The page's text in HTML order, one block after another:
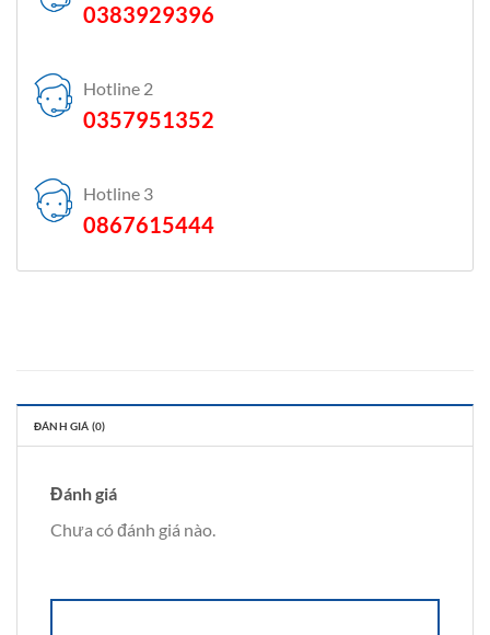
0383929396
Hotline 2
0357951352
Hotline 3
0867615444
ĐÁNH GIÁ (0)
Đánh giá
Chưa có đánh giá nào.